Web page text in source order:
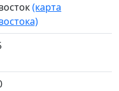
(карта